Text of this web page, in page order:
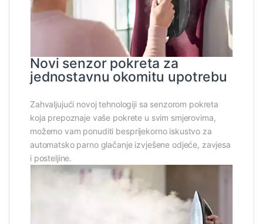
Novi senzor pokreta za
jednostavnu okomitu upotrebu
Zahvaljujući novoj tehnologiji sa senzorom pokreta
koja prepoznaje vaše pokrete u svim smjerovima,
možemo vam ponuditi besprijekorno iskustvo za
automatsko parno glačanje izvješene odjeće, zavjesa
i posteljine.